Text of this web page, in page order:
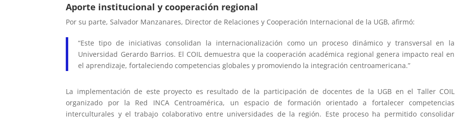
Aporte institucional y cooperación regional
Por su parte, Salvador Manzanares, Director de Relaciones y Cooperación Internacional de la UGB, afirmó:
“Este tipo de iniciativas consolidan la internacionalización como un proceso dinámico y transversal en la
Universidad Gerardo Barrios. El COIL demuestra que la cooperación académica regional genera impacto real en
el aprendizaje, fortaleciendo competencias globales y promoviendo la integración centroamericana.”
La implementación de este proyecto es resultado de la participación de docentes de la UGB en el Taller COIL
organizado por la Red INCA Centroamérica, un espacio de formación orientado a fortalecer competencias
interculturales y el trabajo colaborativo entre universidades de la región. Este proceso ha permitido consolidar